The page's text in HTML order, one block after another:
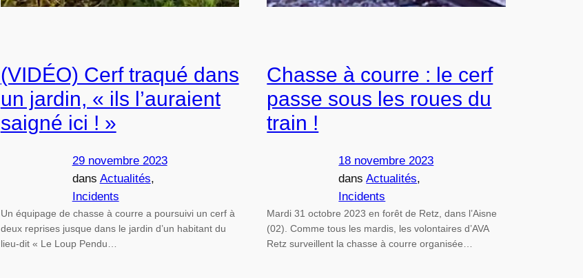
(VIDÉO) Cerf traqué dans
un jardin, « ils l’auraient
saigné ici ! »
29 novembre 2023
dans Actualités
Incidents
Un équipage de chasse à courre a poursuivi un cerf à
deux reprises jusque dans le jardin d’un habitant du
lieu-dit « Le Loup Pendu…
Chasse à courre : le cerf
passe sous les roues du
train !
18 novembre 2023
dansActualités
Incidents
Mardi 31 octobre 2023 en forêt de Retz, dans l’Aisne
(02). Comme tous les mardis, les volontaires d’AVA
Retz surveillent la chasse à courre organisée…